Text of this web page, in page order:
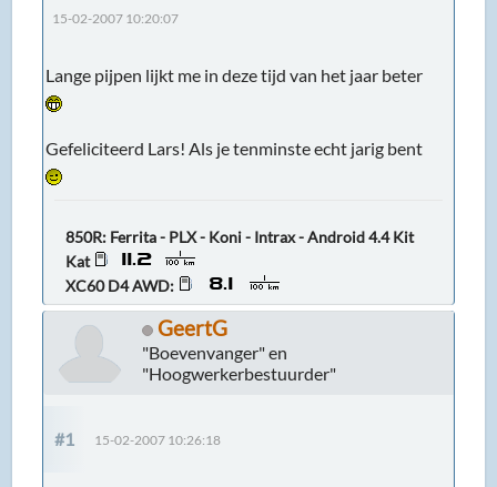
15-02-2007 10:20:07
Lange pijpen lijkt me in deze tijd van het jaar beter
Gefeliciteerd Lars! Als je tenminste echt jarig bent
850R: Ferrita - PLX - Koni - Intrax - Android 4.4 Kit
Kat
XC60 D4 AWD:
GeertG
"Boevenvanger" en
"Hoogwerkerbestuurder"
#1 15-02-2007 10:26:18